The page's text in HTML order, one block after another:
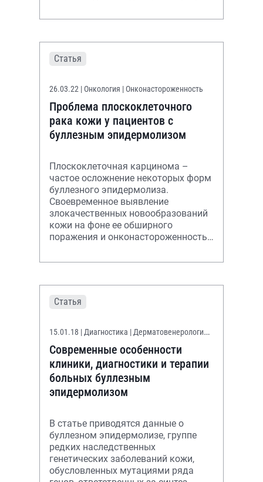
хирургии
Статья
26.03.22 | Онкология | Онконастороженность
Проблема плоскоклеточного
рака кожи у пациентов с
буллезным эпидермолизом
Плоскоклеточная карцинома –
частое осложнение некоторых форм
буллезного эпидермолиза.
Своевременное выявление
злокачественных новообразований
кожи на фоне ее обширного
поражения и онконастороженность
успешного лечения
Статья
15.01.18 | Диагностика | Дерматовенерология |
Педиатрия
Современные особенности
клиники, диагностики и терапии
больных буллезным
эпидермолизом
В статье приводятся данные о
буллезном эпидермолизе, группе
редких наследственных
генетических заболеваний кожи,
обусловленных мутациями ряда